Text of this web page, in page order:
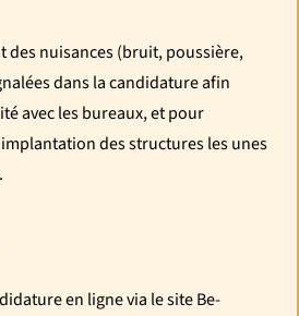
des nuisances (bruit, poussière,
dans la candidature afin
avec les bureaux, et pour
des structures les unes
en ligne via le site Be-